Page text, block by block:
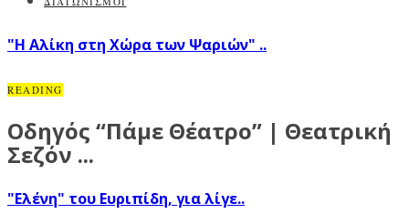
"Η Αλίκη στη Χώρα των Ψαριών" ..
READING
Οδηγός “Πάμε Θέατρο” | Θεατρική
Σεζόν ...
"Ελένη" του Ευριπίδη, για λίγε..